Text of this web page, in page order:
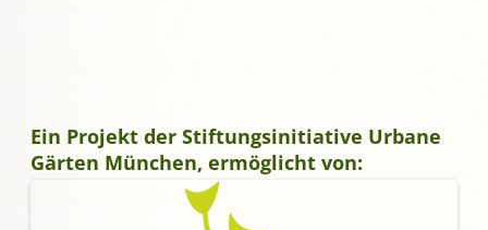
Ein Projekt der Stiftungsinitiative Urbane
Gärten München, ermöglicht von: